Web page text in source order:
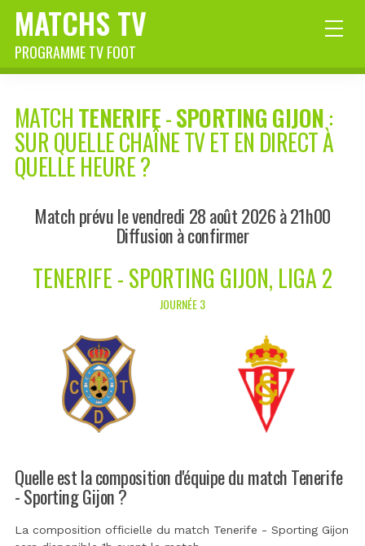
MATCHS TV
PROGRAMME TV FOOT
MATCHTENERIFE-SPORTING GIJON:
SUR QUELLE CHAÎNE TV ET EN DIRECT À
QUELLE HEURE ?
Match prévu le vendredi 28 août 2026 à 21h00
Diffusion à confirmer
TENERIFE - SPORTING GIJON, LIGA 2
JOURNÉE 3
Quelle est la composition d'équipe du match Tenerife
- Sporting Gijon ?
La composition officielle du match Tenerife - Sporting Gijon